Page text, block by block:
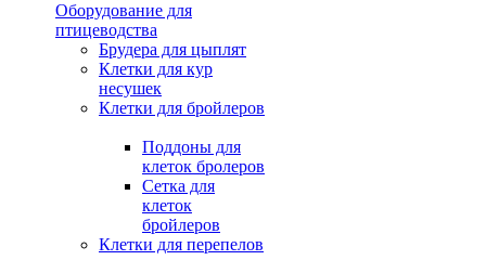
Оборудование для
птицеводства
Брудера для цыплят
Клетки для кур
несушек
Клетки для бройлеров
Поддоны для
клеток бролеров
Сетка для
клеток
бройлеров
Клетки для перепелов